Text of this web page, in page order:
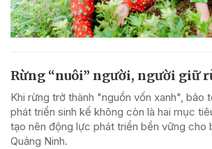
Rừng “nuôi” người, người giữ
Khi rừng trở thành "nguồn vốn xanh", bảo
phát triển sinh kế không còn là hai mục
tạo nên động lực phát triển bền vững cho
Quảng Ninh.